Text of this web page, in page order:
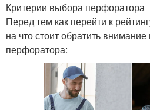
Критерии выбора перфоратора
Перед тем как перейти к
на что стоит обратить
перфоратора: